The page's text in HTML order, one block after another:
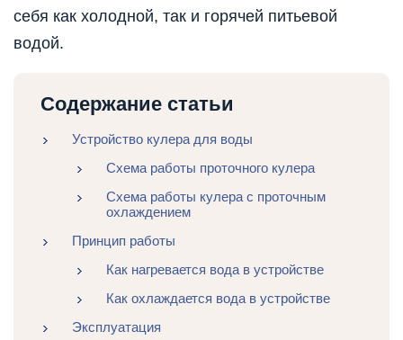
себя как холодной, так и горячей питьевой
водой.
Содержание статьи
Устройство кулера для воды
Схема работы проточного кулера
Схема работы кулера с проточным
охлаждением
Принцип работы
Как нагревается вода в устройстве
Как охлаждается вода в устройстве
Эксплуатация